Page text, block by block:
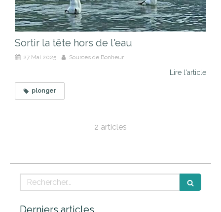
Sortir la tête hors de l'eau
27 Mai 2025 Sources de Bonheur
Lire l'article
plonger
2 articles
Rechercher